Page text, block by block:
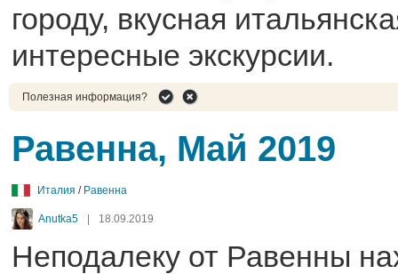
городу, вкусная
интересные экскурсии.
Полезная информация?
Равенна, Май 2019
Италия / Равенна
Anutka5 18.09.2019
Неподалеку от Равенны